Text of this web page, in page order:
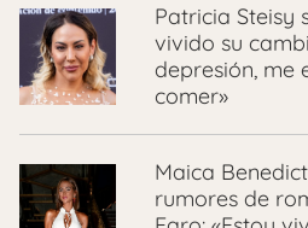
Patricia Steisy
vivido su
depresión, me
comer»
Maica
rumores de